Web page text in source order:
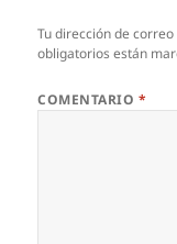
Tu dirección de
obligatorios están
COMENTARIO *